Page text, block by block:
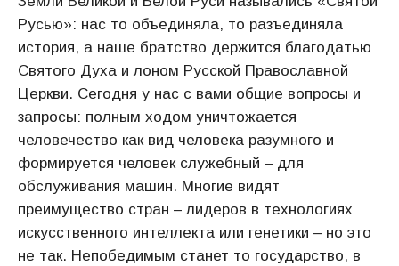
Русью»: нас то объединяла, то разъединяла
история, а наше братство держится благодатью
Святого Духа и лоном Русской Православной
Церкви. Сегодня у нас с вами общие вопросы и
запросы: полным ходом уничтожается
человечество как вид человека разумного и
формируется человек служебный – для
обслуживания машин. Многие видят
преимущество стран – лидеров в технологиях
искусственного интеллекта или генетики – но это
не так. Непобедимым станет то государство, в